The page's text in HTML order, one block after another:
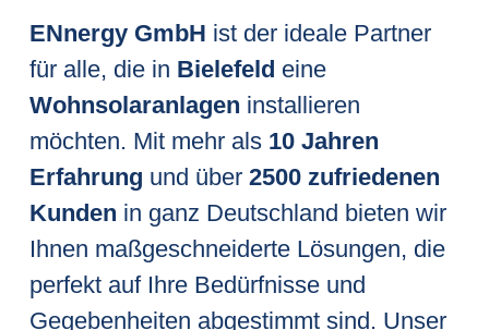
ENnergy GmbH ist der ideale Partner
für alle, die in Bielefeld eine
Wohnsolaranlagen installieren
möchten. Mit mehr als 10 Jahren
Erfahrung und über 2500 zufriedenen
Kunden in ganz Deutschland bieten wir
Ihnen maßgeschneiderte Lösungen, die
perfekt auf Ihre Bedürfnisse und
Gegebenheiten abgestimmt sind. Unser